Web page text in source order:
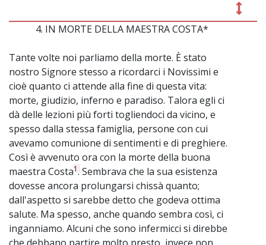
4. IN MORTE DELLA MAESTRA COSTA*
Tante volte noi parliamo della morte. È stato
nostro Signore stesso a ricordarci i Novissimi e
cioè quanto ci attende alla fine di questa vita:
morte, giudizio, inferno e paradiso. Talora egli ci
dà delle lezioni più forti togliendoci da vicino, e
spesso dalla stessa famiglia, persone con cui
avevamo comunione di sentimenti e di preghiere.
Così è avvenuto ora con la morte della buona
maestra Costa1. Sembrava che la sua esistenza
dovesse ancora prolungarsi chissà quanto;
dall'aspetto si sarebbe detto che godeva ottima
salute. Ma spesso, anche quando sembra così, ci
inganniamo. Alcuni che sono infermicci si direbbe